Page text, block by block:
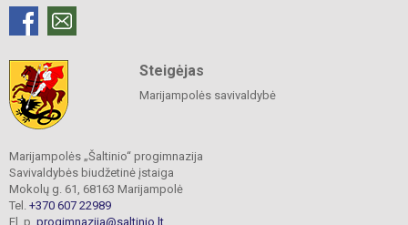
Steigėjas
Marijampolės savivaldybė
Marijampolės „Šaltinio“ progimnazija
Savivaldybės biudžetinė įstaiga
Mokolų g. 61, 68163 Marijampolė
Tel. +370 607 22989
El. p. progimnazija@saltinio.lt